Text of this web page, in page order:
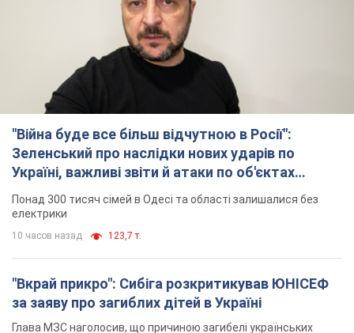
"Війна буде все більш відчутною в Росії":
Зеленський про наслідки нових ударів по
Україні, важливі звіти й атаки по об'єктах
ворога. Відео
Понад 300 тисяч сімей в Одесі та області залишалися без
електрики
10 часов назад 123,7 т.
"Вкрай прикро": Сибіга розкритикував ЮНІСЕФ
за заяву про загиблих дітей в Україні
Глава МЗС наголосив, що причиною загибелі українських